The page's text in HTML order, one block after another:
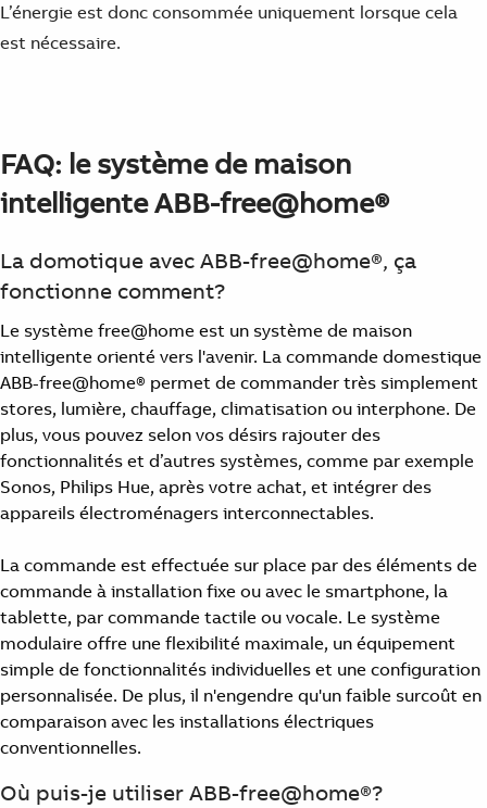
L’énergie est donc consommée uniquement lorsque cela
est nécessaire.
FAQ: le système de maison
intelligente ABB-free@home®
La domotique avec ABB-free@home®, ça
fonctionne comment?
Le système free@home est un système de maison
intelligente orienté vers l'avenir. La commande domestique
ABB-free@home® permet de commander très simplement
stores, lumière, chauffage, climatisation ou interphone. De
plus, vous pouvez selon vos désirs rajouter des
fonctionnalités et d’autres systèmes, comme par exemple
Sonos, Philips Hue, après votre achat, et intégrer des
appareils électroménagers interconnectables.
La commande est effectuée sur place par des éléments de
commande à installation fixe ou avec le smartphone, la
tablette, par commande tactile ou vocale. Le système
modulaire offre une flexibilité maximale, un équipement
simple de fonctionnalités individuelles et une configuration
personnalisée. De plus, il n'engendre qu'un faible surcoût en
comparaison avec les installations électriques
conventionnelles.
Où puis-je utiliser ABB-free@home®?